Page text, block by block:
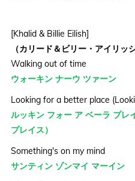
[Khalid & Billie Eilish]
（カリード＆ビリー・アイリッ
Walking out of time
ウォーキン ナーウ ツァーン
Looking for a better place
ルッキン フォー ア ベーラ プレ
プレイス）
Something's on my mind
サンティン ゾンマイ マーイン